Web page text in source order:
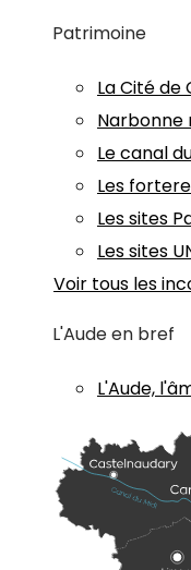
Patrimoine
La Cité de
Narbonne
Le canal
Les
Les sites
Les sites
Voir tous les
L'Aude en bref
L'Aude,